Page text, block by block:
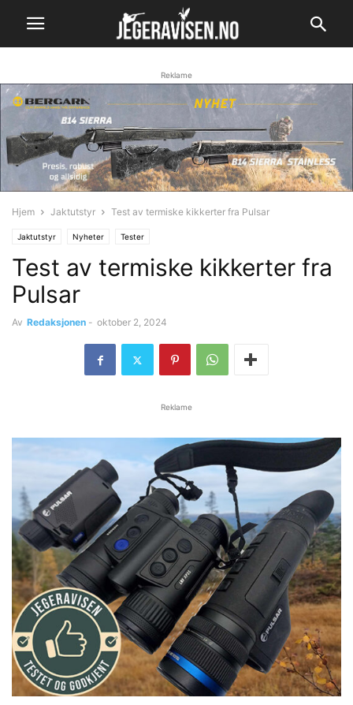
Reklame
Hjem Jaktutstyr Test av termiske kikkerter fra Pulsar
Jaktutstyr Nyheter Tester
Test av termiske kikkerter fra
Pulsar
Av Redaksjonen - oktober 2, 2024
Reklame